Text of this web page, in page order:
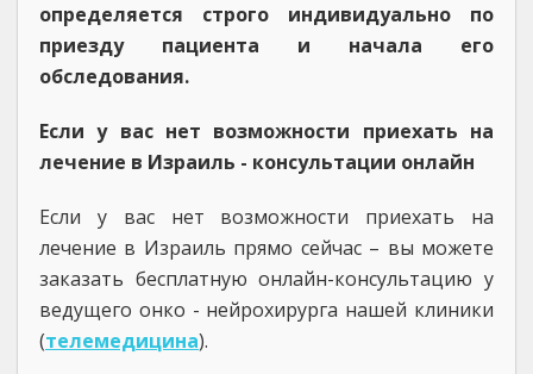
определяется строго индивидуально по
приезду пациента и начала его
обследования.
Если у вас нет возможности приехать на
лечение в Израиль - консультации онлайн
Если у вас нет возможности приехать на
лечение в Израиль прямо сейчас – вы можете
заказать бесплатную онлайн-консультацию у
ведущего онко - нейрохирурга нашей клиники
(телемедицина).